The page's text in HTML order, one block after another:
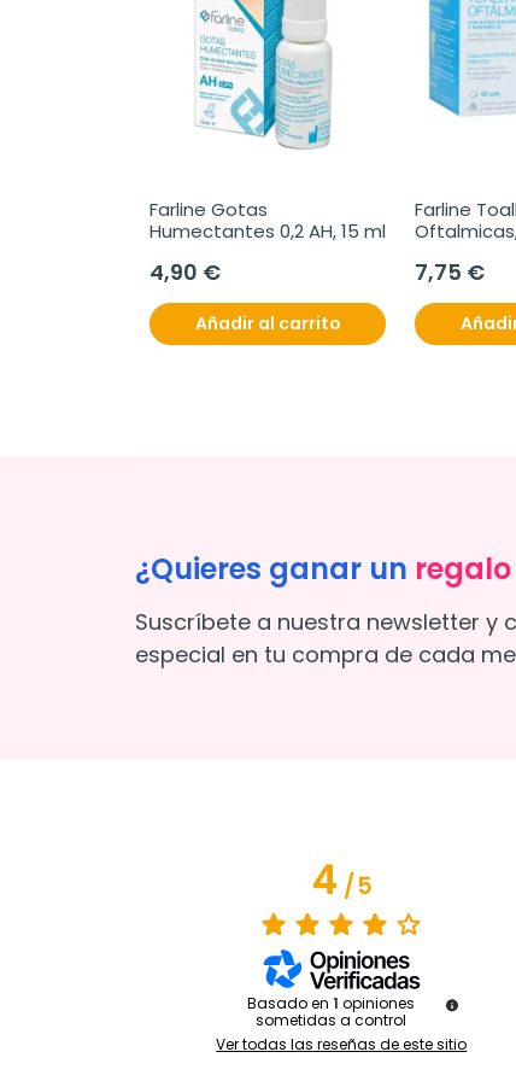
Farline Gotas
Humectantes 0,2 AH, 15 ml
4,90 €
Añadir al carrito
Farline
7,75 €
¿Quieres ganar un regalo
Suscríbete a nuestra newsletter y
especial en tu compra de cada
4/5
Basado en 1 opiniones
sometidas a control
Ver todas las reseñas de este sitio